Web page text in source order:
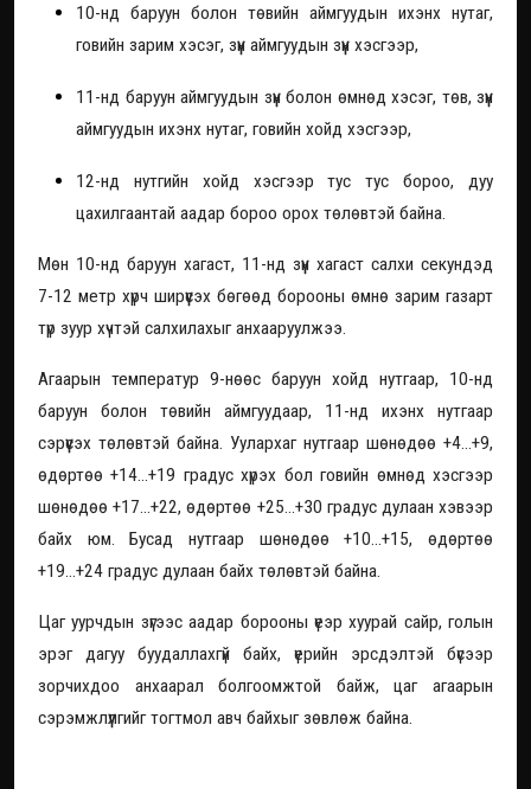
10-нд баруун болон төвийн аймгуудын ихэнх нутаг,
говийн зарим хэсэг, зүүн аймгуудын зүүн хэсгээр,
11-нд баруун аймгуудын зүүн болон өмнөд хэсэг, төв, зүүн
аймгуудын ихэнх нутаг, говийн хойд хэсгээр,
12-нд нутгийн хойд хэсгээр тус тус бороо, дуу
цахилгаантай аадар бороо орох төлөвтэй байна.
Мөн 10-нд баруун хагаст, 11-нд зүүн хагаст салхи секундэд
7-12 метр хүрч ширүүсэх бөгөөд борооны өмнө зарим газарт
түр зуур хүчтэй салхилахыг анхааруулжээ.
Агаарын температур 9-нөөс баруун хойд нутгаар, 10-нд
баруун болон төвийн аймгуудаар, 11-нд ихэнх нутгаар
сэрүүсэх төлөвтэй байна. Уулархаг нутгаар шөнөдөө +4...+9,
өдөртөө +14...+19 градус хүрэх бол говийн өмнөд хэсгээр
шөнөдөө +17...+22, өдөртөө +25...+30 градус дулаан хэвээр
байх юм. Бусад нутгаар шөнөдөө +10...+15, өдөртөө
+19...+24 градус дулаан байх төлөвтэй байна.
Цаг уурчдын зүгээс аадар борооны үеэр хуурай сайр, голын
эрэг дагуу буудаллахгүй байх, үерийн эрсдэлтэй бүсээр
зорчихдоо анхаарал болгоомжтой байж, цаг агаарын
сэрэмжлүүлгийг тогтмол авч байхыг зөвлөж байна.